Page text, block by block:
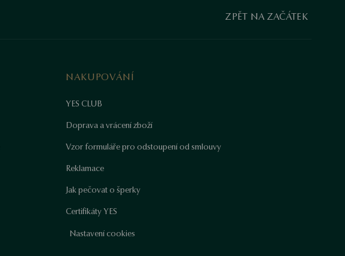
ZPĚT NA ZAČÁTEK
NAKUPOVÁNÍ
YES CLUB
Doprava a vrácení zboží
Vzor formuláře pro odstoupení od smlouvy
Reklamace
Jak pečovat o šperky
Certifikáty YES
Nastavení cookies